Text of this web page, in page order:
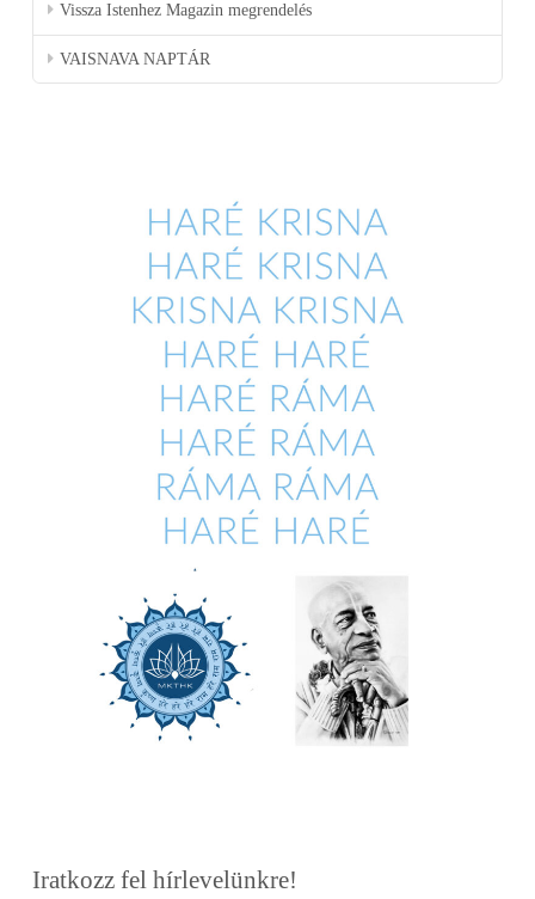
Vissza Istenhez Magazin megrendelés
VAISNAVA NAPTÁR
Iratkozz fel hírlevelünkre!